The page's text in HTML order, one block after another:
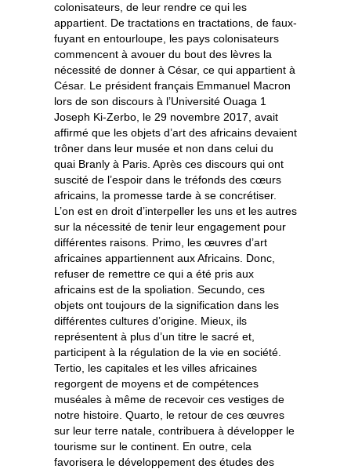
colonisateurs, de leur rendre ce qui les
appartient. De tractations en tractations, de faux-
fuyant en entourloupe, les pays colonisateurs
commencent à avouer du bout des lèvres la
nécessité de donner à César, ce qui appartient à
César. Le président français Emmanuel Macron
lors de son discours à l’Université Ouaga 1
Joseph Ki-Zerbo, le 29 novembre 2017, avait
affirmé que les objets d’art des africains devaient
trôner dans leur musée et non dans celui du
quai Branly à Paris. Après ces discours qui ont
suscité de l’espoir dans le tréfonds des cœurs
africains, la promesse tarde à se concrétiser.
L’on est en droit d’interpeller les uns et les autres
sur la nécessité de tenir leur engagement pour
différentes raisons. Primo, les œuvres d’art
africaines appartiennent aux Africains. Donc,
refuser de remettre ce qui a été pris aux
africains est de la spoliation. Secundo, ces
objets ont toujours de la signification dans les
différentes cultures d’origine. Mieux, ils
représentent à plus d’un titre le sacré et,
participent à la régulation de la vie en société.
Tertio, les capitales et les villes africaines
regorgent de moyens et de compétences
muséales à même de recevoir ces vestiges de
notre histoire. Quarto, le retour de ces œuvres
sur leur terre natale, contribuera à développer le
tourisme sur le continent. En outre, cela
favorisera le développement des études des